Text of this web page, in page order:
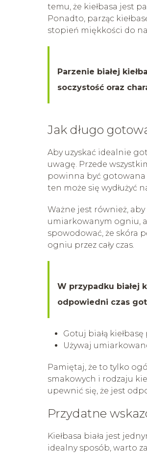
temu, że kiełbasa jest
Ponadto, parząc
stopień miękkości do
Parzenie białej
soczystość oraz
Jak długo
Aby uzyskać idealnie
uwagę. Przede
powinna być gotowana
ten może się wydłużyć
Ważne jest również,
umiarkowanym ogniu,
spowodować, że skóra
ogniu przez cały czas.
W przypadku białej
odpowiedni czas
Gotuj białą
Używaj
Pamiętaj, że to tylko
smakowych i rodzaju
upewnić się, że jest
Przydatne
Kiełbasa biała jest
idealny sposób, warto